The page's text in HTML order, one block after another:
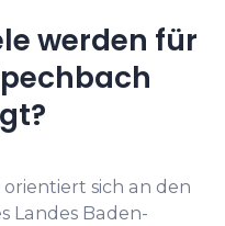
werden für
sich an den
Landes Baden-